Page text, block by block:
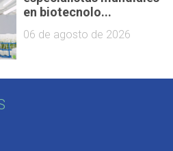
en biotecnolo...
06 de agosto de 2026